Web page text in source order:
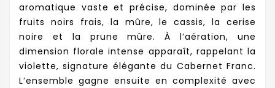
aromatique vaste et précise, dominée par les
fruits noirs frais, la mûre, le cassis, la cerise
noire et la prune mûre. À l’aération, une
dimension florale intense apparaît, rappelant la
violette, signature élégante du Cabernet Franc.
L’ensemble gagne ensuite en complexité avec